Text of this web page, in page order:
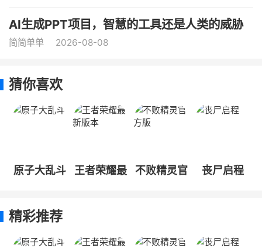
AI生成PPT项目，智慧的工具还是人类的威胁
简简单单 2026-08-08
猜你喜欢
原子大乱斗
王者荣耀最
不败精灵官
丧尸启程
精彩推荐